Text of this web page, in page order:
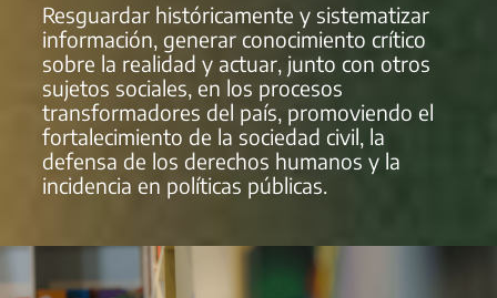
Resguardar históricamente y sistematizar
información, generar conocimiento crítico
sobre la realidad y actuar, junto con otros
sujetos sociales, en los procesos
transformadores del país, promoviendo el
fortalecimiento de la sociedad civil, la
defensa de los derechos humanos y la
incidencia en políticas públicas.